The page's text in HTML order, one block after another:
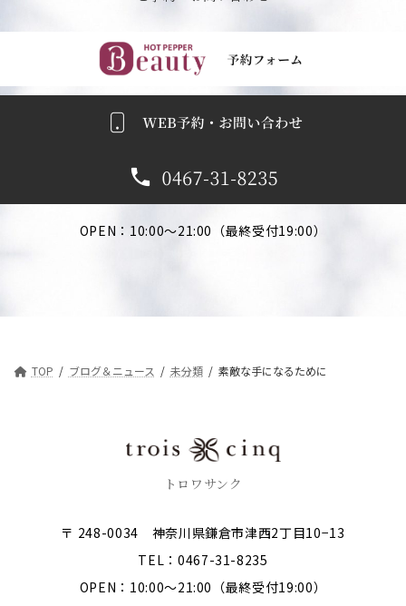
ごよやくふぉーむへ
OPEN：10:00～21:00（最終受付19:00）
TOP ブログ＆ニュース 未分類 素敵な手になるために
トロワサンク
〒 248-0034 神奈川県鎌倉市津西2丁目10−13
TEL：0467-31-8235
OPEN：10:00～21:00（最終受付19:00）